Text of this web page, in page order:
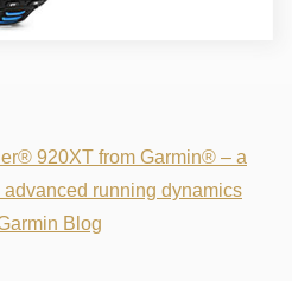
920XT from Garmin® – a
running dynamics
Blog